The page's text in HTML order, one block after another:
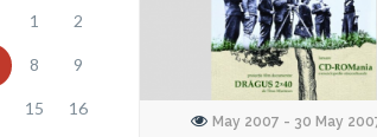
1 2
8 9
15 16